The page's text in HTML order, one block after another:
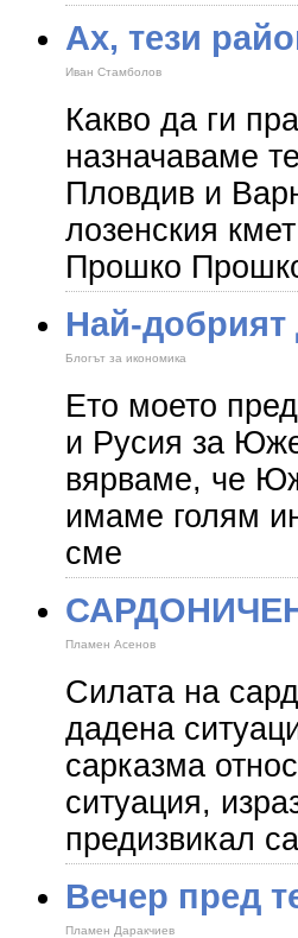
Ах, тези
Иван Стамболов
Какво да ги
назначаваме
Пловдив и
лозенския
Прошко
Най-
Блогът за икономика
Ето моето
и Русия за
вярваме, че
имаме голям
сме
Пламен Асенов
Силата на
дадена
сарказма
ситуация,
предизвикал
Вечер пред
Пламен Даракчиев